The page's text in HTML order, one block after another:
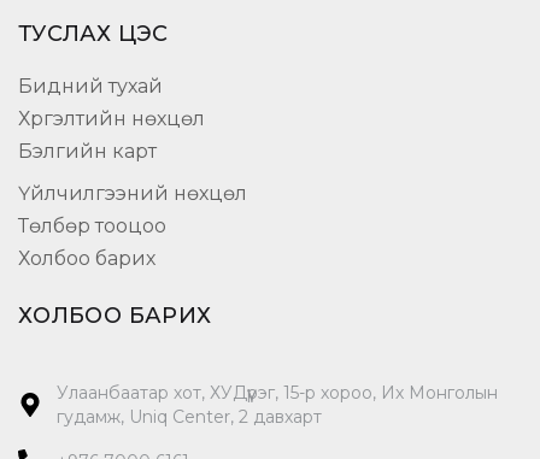
ТУСЛАХ ЦЭС
Бидний тухай
Хүргэлтийн нөхцөл
Бэлгийн карт
Үйлчилгээний нөхцөл
Төлбөр тооцоо
Холбоо барих
ХОЛБОО БАРИХ
Улаанбаатар хот, ХУДүүрэг, 15-р хороо, Их Монголын
гудамж, Uniq Center, 2 давхарт